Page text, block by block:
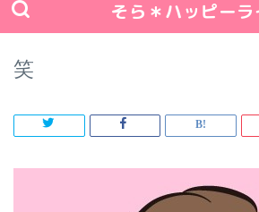
そら＊ハッピーラ
笑